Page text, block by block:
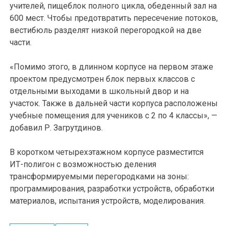
учителей, пищеблок полного цикла, обеденный зал на
600 мест. Чтобы предотвратить пересечение потоков,
вестибюль разделят низкой перегородкой на две
части.
«Помимо этого, в длинном корпусе на первом этаже
проектом предусмотрен блок первых классов с
отдельными выходами в школьный двор и на
участок. Также в дальней части корпуса расположены
учебные помещения для учеников с 2 по 4 классы», —
добавил Р. Загрутдинов.
В коротком четырехэтажном корпусе разместится
ИТ-полигон с возможностью деления
трансформируемыми перегородками на зоны:
программирования, разработки устройств, обработки
материалов, испытания устройств, моделирования.